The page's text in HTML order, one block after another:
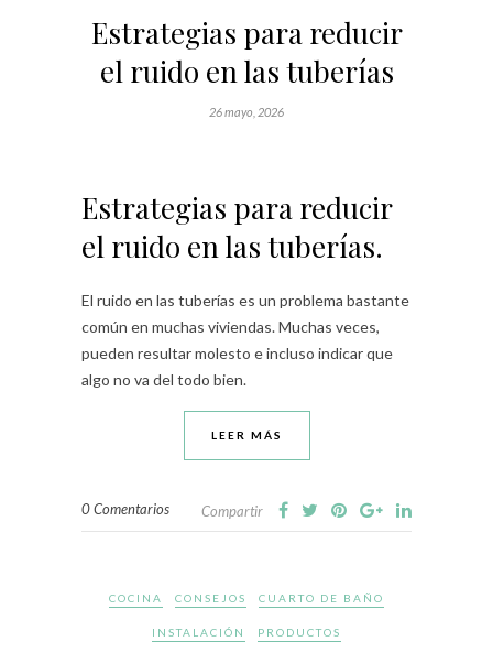
Estrategias para reducir
el ruido en las tuberías
26 mayo, 2026
Estrategias para reducir
el ruido en las tuberías.
El ruido en las tuberías es un problema bastante
común en muchas viviendas. Muchas veces,
pueden resultar molesto e incluso indicar que
algo no va del todo bien.
LEER MÁS
0 Comentarios Compartir
COCINA CONSEJOS CUARTO DE BAÑO
INSTALACIÓN PRODUCTOS